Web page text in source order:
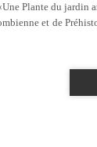
Plante du jardin
et de